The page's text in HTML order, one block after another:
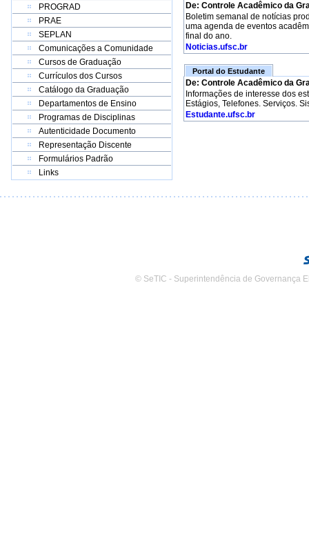
PROGRAD
PRAE
SEPLAN
Comunicações a Comunidade
Cursos de Graduação
Currículos dos Cursos
Catálogo da Graduação
Departamentos de Ensino
Programas de Disciplinas
Autenticidade Documento
Representação Discente
Formulários Padrão
Links
De: Controle Acadêmico da
Boletim semanal de notícias
uma agenda de eventos
final do ano.
Noticias.ufsc.br
Portal do Estudante
De: Controle Acadêmico da
Informações de interesse dos
Estágios, Telefones. Serviços.
Estudante.ufsc.br
© SeTIC - Superintendência de Governança